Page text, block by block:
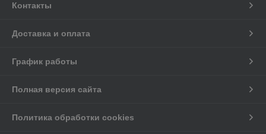
Контакты
Доставка и оплата
График работы
Полная версия сайта
Политика обработки cookies